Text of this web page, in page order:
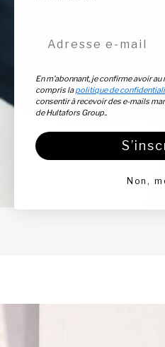
En m’abonnant, je confirme avoir
compris lapolitique de
consentir à recevoir des e-mails
de Hultafors Group..
Non,